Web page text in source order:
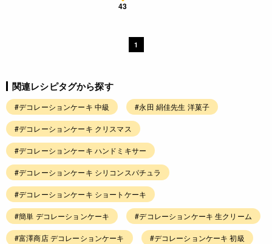
43
1
関連レシピタグから探す
#デコレーションケーキ 中級 #永田 絹佳先生 洋菓子
#デコレーションケーキ クリスマス
#デコレーションケーキ ハンドミキサー
#デコレーションケーキ シリコンスパチュラ
#デコレーションケーキ ショートケーキ
#簡単 デコレーションケーキ #デコレーションケーキ 生クリーム
#富澤商店 デコレーションケーキ #デコレーションケーキ 初級